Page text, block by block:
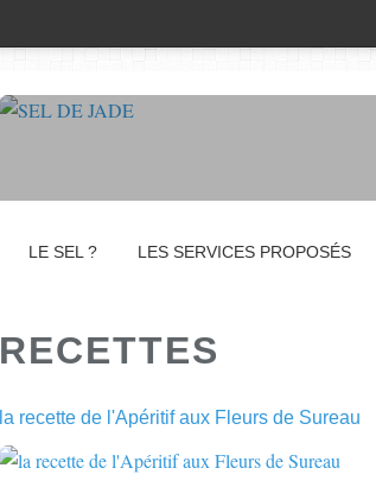
LE SEL ? LES SERVICES PROPOSÉS
RECETTES
la recette de l'Apéritif aux Fleurs de Sureau